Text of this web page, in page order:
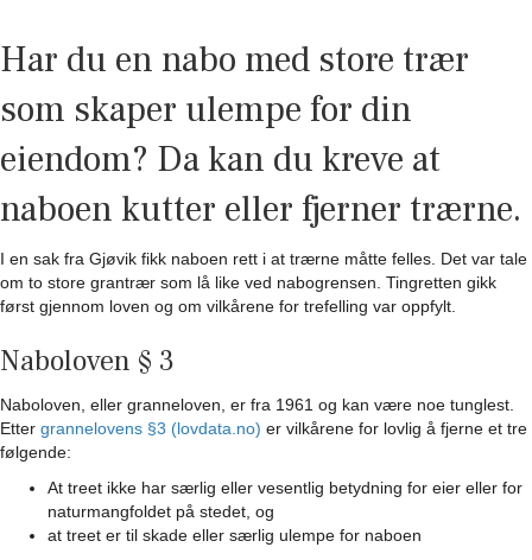
Har du en nabo med store trær
som skaper ulempe for din
eiendom? Da kan du kreve at
naboen kutter eller fjerner trærne.
I en sak fra Gjøvik fikk naboen rett i at trærne måtte felles. Det var tale
om to store grantrær som lå like ved nabogrensen. Tingretten gikk
først gjennom loven og om vilkårene for trefelling var oppfylt.
Naboloven § 3
Naboloven, eller granneloven, er fra 1961 og kan være noe tunglest.
Etter grannelovens §3 (lovdata.no) er vilkårene for lovlig å fjerne et tre
følgende:
At treet ikke har særlig eller vesentlig betydning for eier eller for
naturmangfoldet på stedet, og
at treet er til skade eller særlig ulempe for naboen